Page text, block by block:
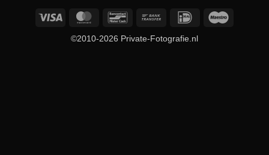
Visa MasterCardBancontactBank
IDeal
©2010-2026 Private-Fotografie.nl